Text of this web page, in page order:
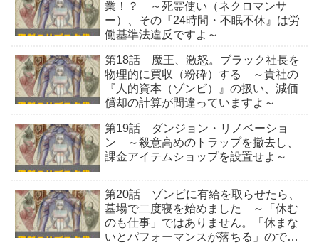
業！？ ～死霊使い（ネクロマンサ
ー）、その『24時間・不眠不休』は労
働基準法違反ですよ～
第18話 魔王、激怒。ブラック社長を
物理的に買収（粉砕）する ～貴社の
『人的資本（ゾンビ）』の扱い、減価
償却の計算が間違っていますよ～
第19話 ダンジョン・リノベーショ
ン ～殺意高めのトラップを撤去し、
課金アイテムショップを設置せよ～
第20話 ゾンビに有給を取らせたら、
墓場で二度寝を始めました ～「休む
のも仕事」ではありません。「休まな
いとパフォーマンスが落ちる」ので業